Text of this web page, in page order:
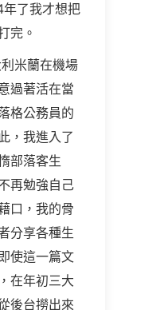
了我才想把
完。
米蘭在機場
過著活在當
格公務員的
，我進入了
部落客生
再勉強自己
口，我的骨
分享各種生
使這一篇文
在年初三大
後台撈出來